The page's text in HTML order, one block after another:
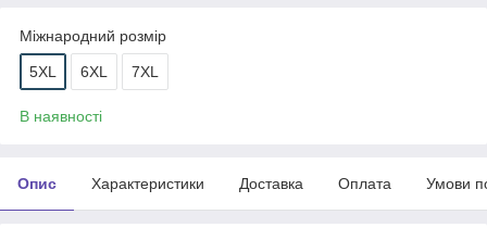
Міжнародний розмір
5XL 6XL 7XL
В наявності
Опис Характеристики Доставка Оплата Умови